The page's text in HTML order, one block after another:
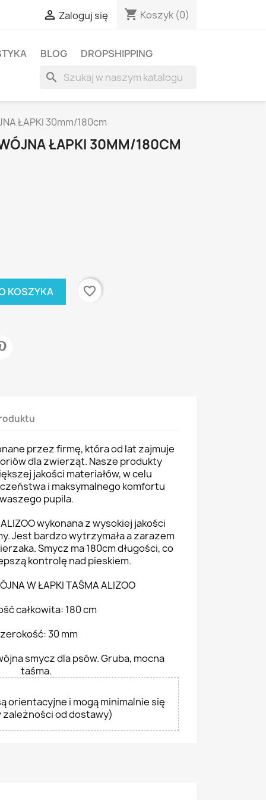
 Zaloguj się shopping_cart Koszyk (0)
BLOG DROPSHIPPING
search
ŁAPKI 30mm/180cm
ŁAPKI 30MM/180CM
KOSZYKA favorite_border
przez firmę, która od lat zajmuje
dla zwierząt. Nasze produkty
jakości materiałów, w celu
i maksymalnego komfortu
waszego pupila.
wykonana z wysokiej jakości
Jest bardzo wytrzymała a zarazem
Smycz ma 180cm długości, co
kontrolę nad pieskiem.
W ŁAPKI TAŚMA ALIZOO
całkowita: 180 cm
30 mm
smycz dla psów. Gruba, mocna
taśma.
orientacyjne i mogą minimalnie się
zależności od dostawy)